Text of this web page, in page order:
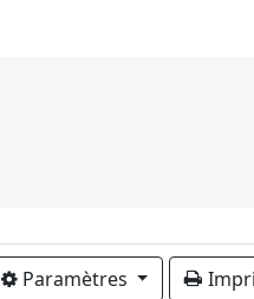
Paramètres